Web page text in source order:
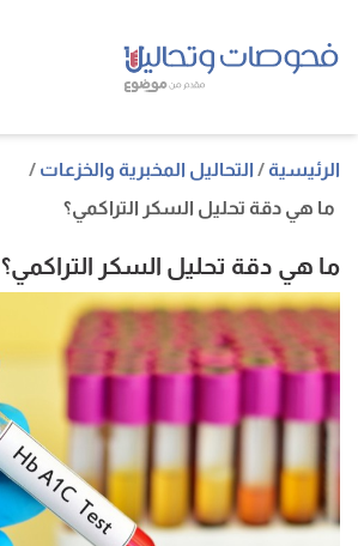
الرئيسية
التحاليل المخبرية والخزعات
ما هي دقة تحليل السكر التراكمي؟
ما هي دقة تحليل السكر التراكمي؟